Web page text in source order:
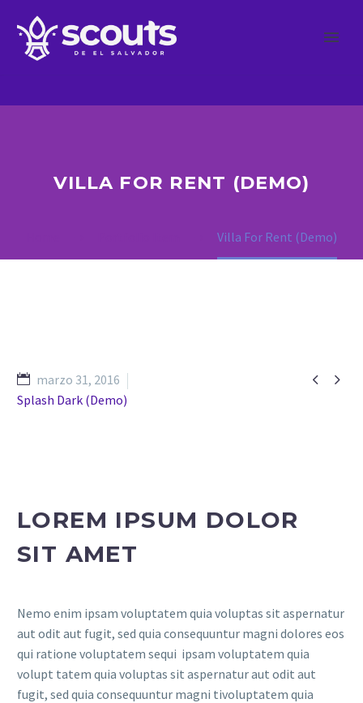
VILLA FOR RENT (DEMO)
Villa For Rent (Demo)
 
marzo 31, 2016
Splash Dark (Demo)
LOREM IPSUM DOLOR
SIT AMET
Nemo enim ipsam voluptatem quia voluptas sit aspernatur
aut odit aut fugit, sed quia consequuntur magni dolores eos
qui ratione voluptatem sequi ipsam voluptatem quia
volupt tatem quia voluptas sit aspernatur aut odit aut
fugit, sed quia consequuntur magni tivoluptatem quia